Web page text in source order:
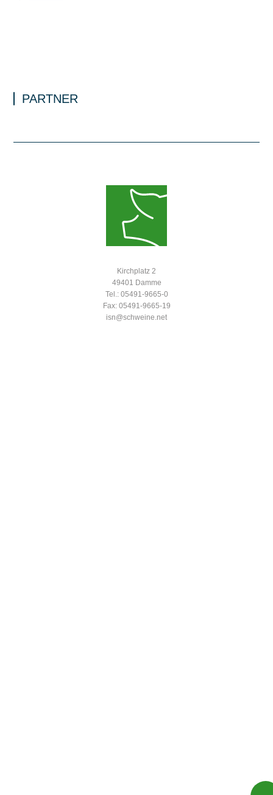
PARTNER
Kirchplatz 2
49401 Damme
Tel.: 05491-9665-0
Fax: 05491-9665-19
isn@schweine.net